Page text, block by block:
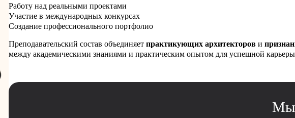
Работу над реальными проектами
Участие в международных конкурсах
Создание профессионального портфолио
Преподавательский состав объединяет практикующих архитекторови
между академическими знаниями и практическим опытом для успешной
Мы